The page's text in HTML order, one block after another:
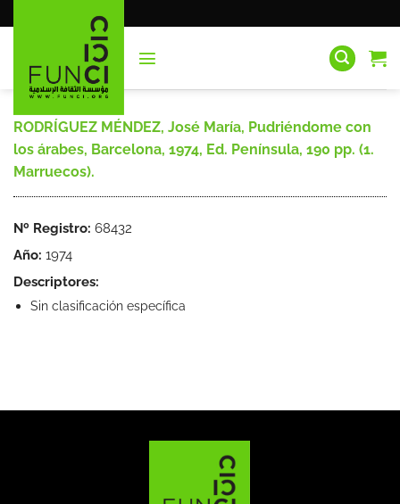
al
RODRÍGUEZ MÉNDEZ, José María, Pudriéndome con
los árabes, Barcelona, 1974, Ed. Península, 190 pp. (1.
Marruecos).
Nº Registro: 68432
Año: 1974
Descriptores:
Sin clasificación específica